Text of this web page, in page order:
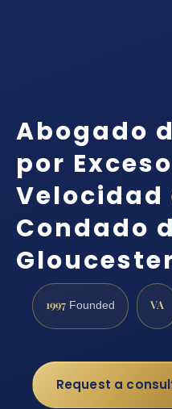
Abogado
por
Velocidad
Condado
1997 Founded VA
Request a